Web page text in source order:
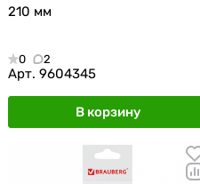
210 мм
0 2
Арт. 9604345
В корзину